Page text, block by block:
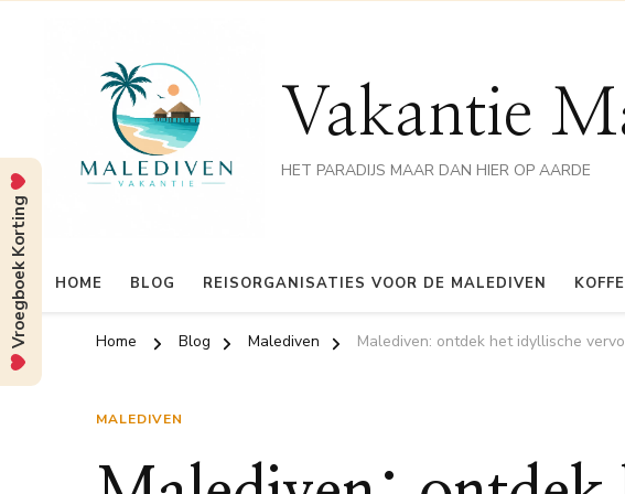
Vakantie
HET PARADIJS MAAR DAN HIER OP AARDE
HOME BLOG REISORGANISATIES VOOR DE MALEDIVEN
Home Blog Malediven Malediven: ontdek het idyllische
MALEDIVEN
Vroegboek Korting